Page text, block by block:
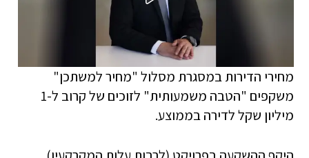
מחירי הדירות במסגרת מסלול "מחיר למשתכן"
משקפים "הטבה משמעותית" לזוכים של קרוב ל-1
מיליון שקל לדירה בממוצע.